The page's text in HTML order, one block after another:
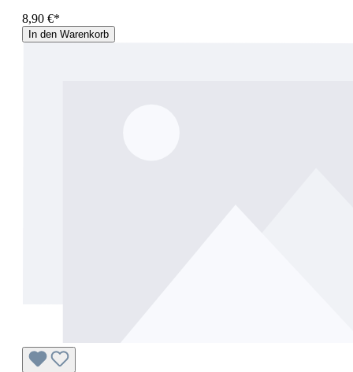
8,90 €*
In den Warenkorb